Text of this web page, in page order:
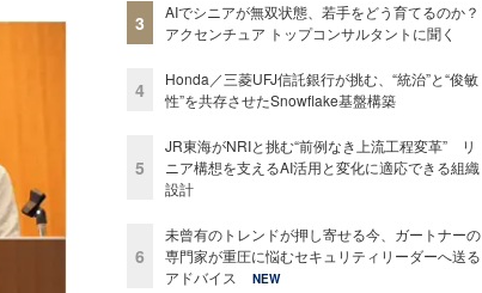
3
AIでシニアが無双状態、若手をどう育てるのか？
アクセンチュア トップコンサルタントに聞く
4
Honda／三菱UFJ信託銀行が挑む、“統治”と“俊敏
性”を共存させたSnowflake基盤構築
5
JR東海がNRIと挑む“前例なき上流工程変革” リ
ニア構想を支えるAI活用と変化に適応できる組織
設計
6
未曾有のトレンドが押し寄せる今、ガートナーの
専門家が重圧に悩むセキュリティリーダーへ送る
アドバイス
NEW